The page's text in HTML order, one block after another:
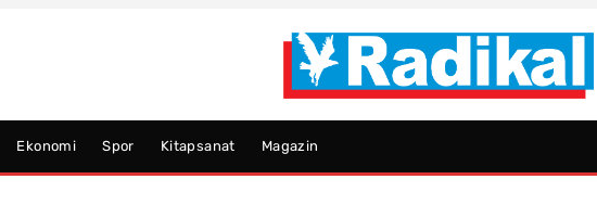
Ekonomi Spor Kitapsanat Magazin